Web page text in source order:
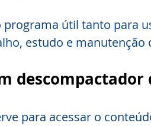
programa útil tanto para
estudo e manutenção
descompactador
para acessar o